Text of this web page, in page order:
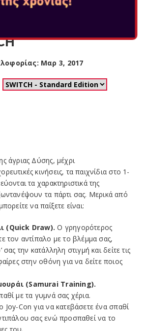
Μαρ 3, 2017
άγριας Δύσης, μέχρι
κινήσεις, τα παιχνίδια στο 1-
τα χαρακτηριστικά της
τα πάρτι σας. Μερικά από
να παίξετε είναι:
(Quick Draw). Ο γρηγορότερος
τον αντίπαλο με το βλέμμα σας,
σας την κατάλληλη στιγμή και δείτε τις
στην οθόνη για να δείτε ποιος
(Samurai Training).
με τα γυμνά σας χέρια.
Joy-Con για να κατεβάσετε ένα σπαθί
σας ενώ προσπαθεί να το